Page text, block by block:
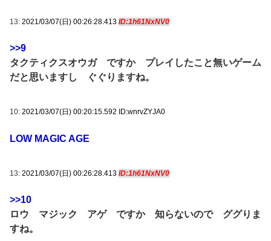
13: 2021/03/07(日) 00:26:28.413 ID:1h61NxNV0
>>9
タクティクスオウガ ですか プレイしたこと無いゲーム
だと思いますし ぐぐりますね。
10: 2021/03/07(日) 00:20:15.592 ID:wnrvZYJA0
LOW MAGIC AGE
13: 2021/03/07(日) 00:26:28.413 ID:1h61NxNV0
>>10
ロウ マジック アゲ ですか 知らないので ググりま
すね。